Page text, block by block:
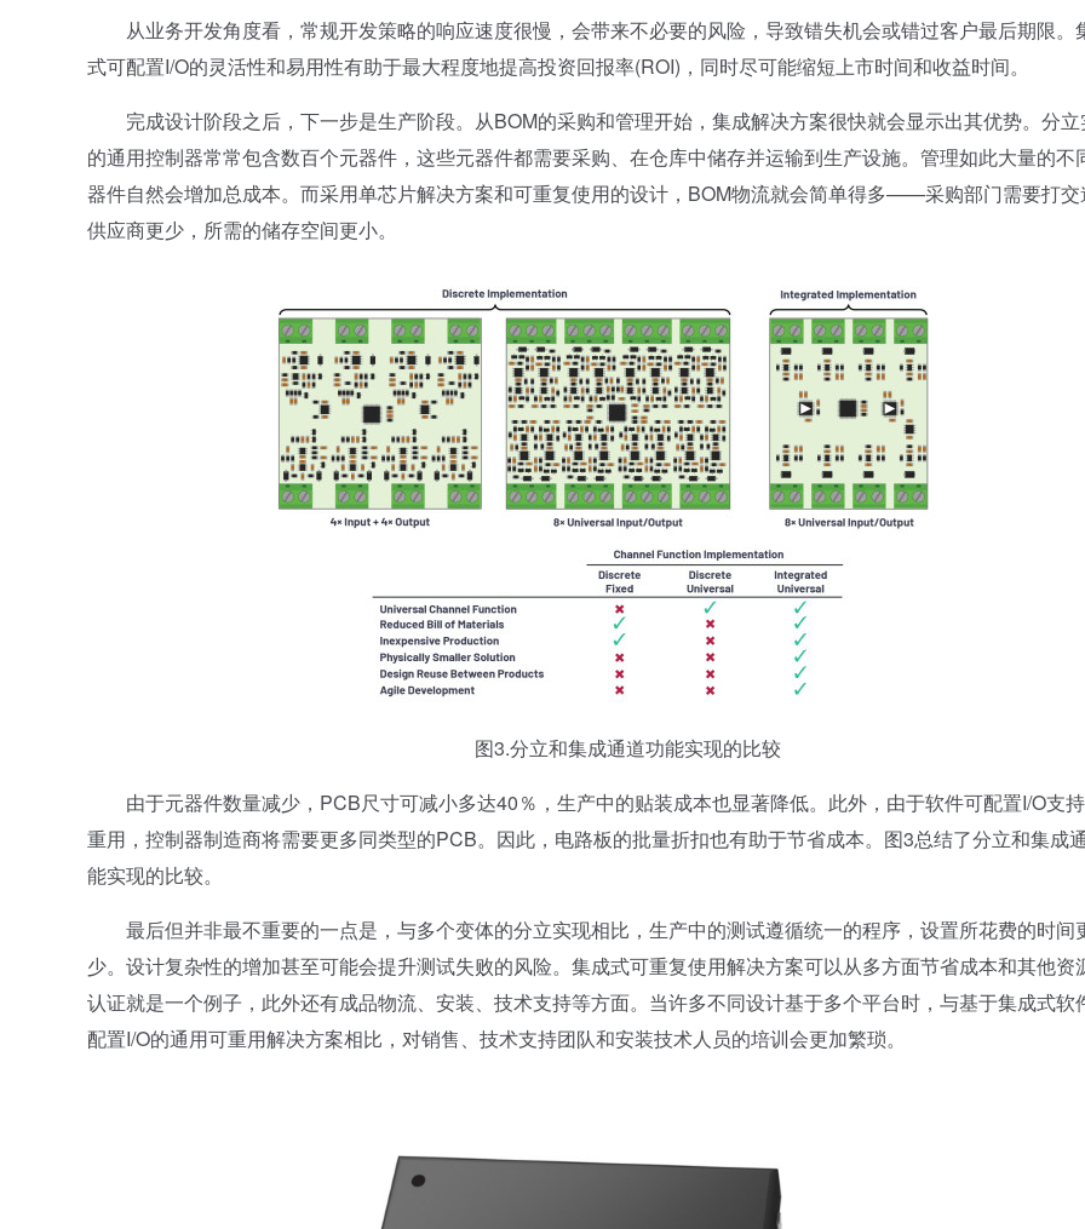
从业务开发角度看，常规开发策略的响应速度很慢，会带来不必要的风险，导致错失机会或错过客户最后期限。
式可配置I/O的灵活性和易用性有助于最大程度地提高投资回报率(ROI)，同时尽可能缩短上市时间和收益时间。
完成设计阶段之后，下一步是生产阶段。从BOM的采购和管理开始，集成解决方案很快就会显示出其优势。分立
的通用控制器常常包含数百个元器件，这些元器件都需要采购、在仓库中储存并运输到生产设施。管理如此大量的不
器件自然会增加总成本。而采用单芯片解决方案和可重复使用的设计，BOM物流就会简单得多——采购部门需要打交
供应商更少，所需的储存空间更小。
图3.分立和集成通道功能实现的比较
由于元器件数量减少，PCB尺寸可减小多达40％，生产中的贴装成本也显著降低。此外，由于软件可配置I/O支
重用，控制器制造商将需要更多同类型的PCB。因此，电路板的批量折扣也有助于节省成本。图3总结了分立和集成
能实现的比较。
最后但并非最不重要的一点是，与多个变体的分立实现相比，生产中的测试遵循统一的程序，设置所花费的时间
少。设计复杂性的增加甚至可能会提升测试失败的风险。集成式可重复使用解决方案可以从多方面节省成本和其他资
认证就是一个例子，此外还有成品物流、安装、技术支持等方面。当许多不同设计基于多个平台时，与基于集成式软
配置I/O的通用可重用解决方案相比，对销售、技术支持团队和安装技术人员的培训会更加繁琐。